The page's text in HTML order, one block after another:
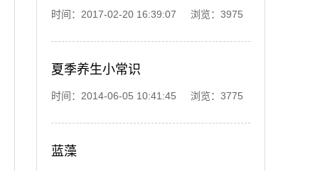
时间：2017-02-20 16:39:07 浏览：3975
夏季养生小常识
时间：2014-06-05 10:41:45 浏览：3775
蓝藻